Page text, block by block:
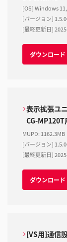
[OS] Windows
[バージョン]
[最終更新日]
ダウンロード
表示拡張ユ
CG-
MUPD: 1162.3MB
[バージョン]
[最終更新日]
ダウンロード
[VS用]通信